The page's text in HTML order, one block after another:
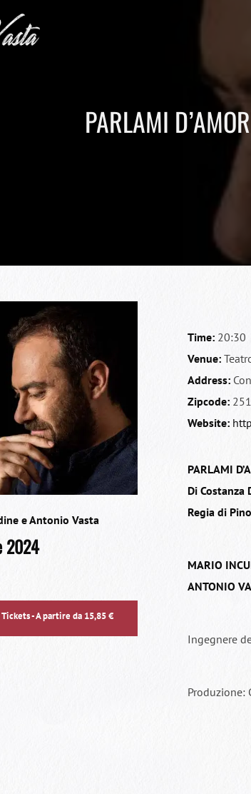
PARLAMI
e Antonio Vasta
2024
- A partire da 15,85 €
Time: 20:30
Venue:
Address:
Zipcode:
Website:
PARLAMI
Di Costanza
Regia di
MARIO
ANTONIO
Ingegnere
Produzione: